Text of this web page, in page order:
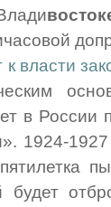
власти
в России
1924-
будет